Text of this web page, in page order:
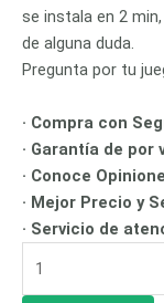
se instala en 2
de alguna duda.
Pregunta por tu
· Compra con
· Garantía de por
· Conoce
· Mejor Precio y
· Servicio de